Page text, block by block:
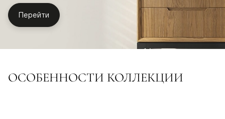
Перейти
ОСОБЕННОСТИ КОЛЛЕКЦИИ